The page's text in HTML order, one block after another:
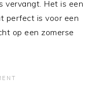
vervangt. Het is een
perfect is voor een
op een zomerse